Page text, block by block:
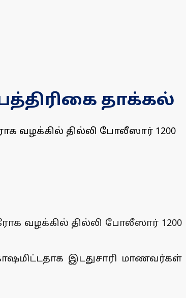
தாக்கல்
வழக்கில் தில்லி போலீஸார் 1200
வழக்கில் தில்லி போலீஸார் 1200
இடதுசாரி மாணவர்கள்